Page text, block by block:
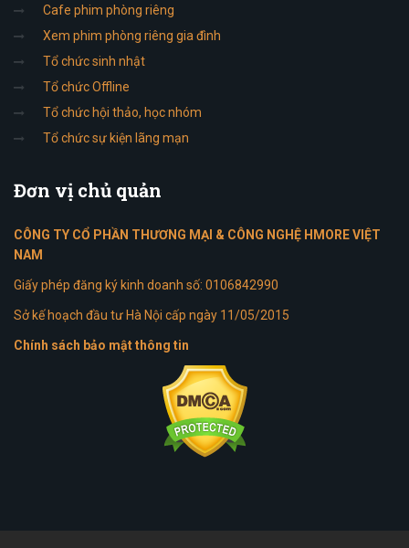
Cafe phim phòng riêng
Xem phim phòng riêng gia đình
Tổ chức sinh nhật
Tổ chức Offline
Tổ chức hội thảo, học nhóm
Tổ chức sự kiện lãng mạn
Đơn vị chủ quản
CÔNG TY CỔ PHẦN THƯƠNG MẠI & CÔNG NGHỆ HMORE VIỆT
NAM
Giấy phép đăng ký kinh doanh số: 0106842990
Sở kế hoạch đầu tư Hà Nội cấp ngày 11/05/2015
Chính sách bảo mật thông tin